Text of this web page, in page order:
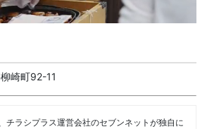
崎町92-11
チラシプラス運営会社のセブンネットが独自に